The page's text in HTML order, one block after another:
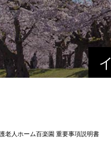
老人ホーム百楽園 重要事項説明書